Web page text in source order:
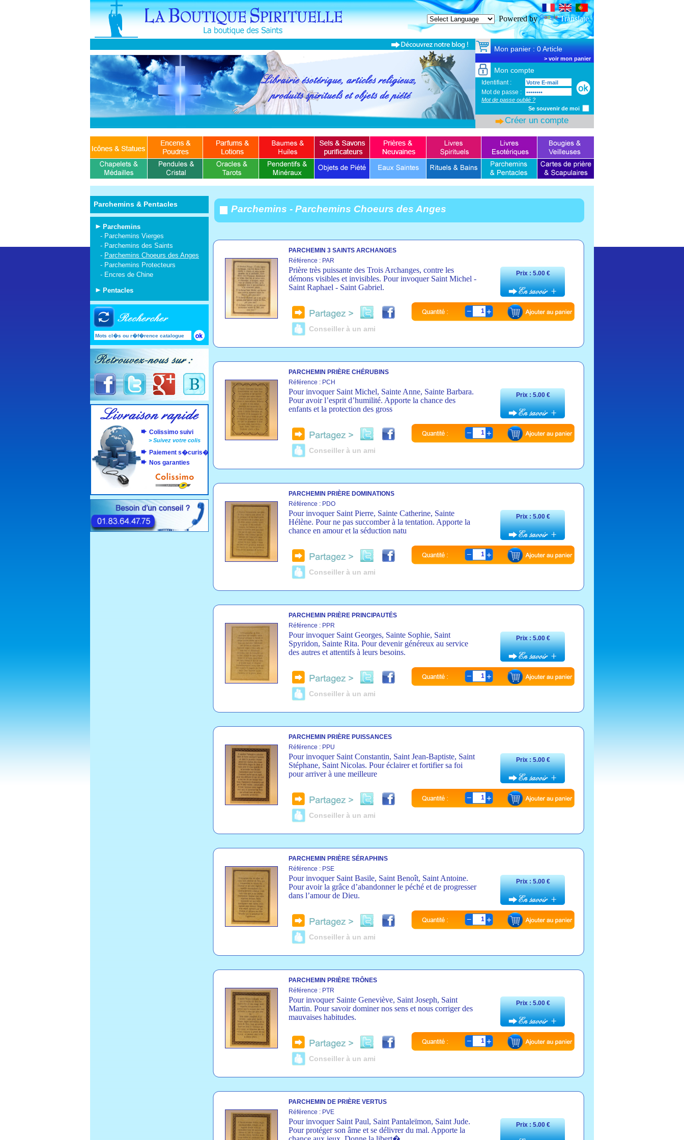
Powered by Translate
Mon panier : 0 Article
> voir mon panier
Mon compte
Identifiant :
Mot de passe :
Mot de passe oublié ?
Se souvenir de moi
Créer un compte
Parchemins & Pentacles
Parchemins
- Parchemins Vierges
- Parchemins des Saints
- Parchemins Choeurs des Anges
- Parchemins Protecteurs
- Encres de Chine
Pentacles
Colissimo suivi
>Suivez votre colis
Paiement s�curis�
Nos garanties
Parchemins - Parchemins Choeurs des Anges
PARCHEMIN 3 SAINTS ARCHANGES
Référence : PAR
Prière très puissante des Trois Archanges, contre les
démons visibles et invisibles. Pour invoquer Saint Michel -
Saint Raphael - Saint Gabriel.
Prix : 5.00 €
1
Conseiller à un ami
PARCHEMIN PRIÈRE CHÉRUBINS
Référence : PCH
Pour invoquer Saint Michel, Sainte Anne, Sainte Barbara.
Pour avoir l’esprit d’humilité. Apporte la chance des
enfants et la protection des gross
Prix : 5.00 €
1
Conseiller à un ami
PARCHEMIN PRIÈRE DOMINATIONS
Référence : PDO
Pour invoquer Saint Pierre, Sainte Catherine, Sainte
Hélène. Pour ne pas succomber à la tentation. Apporte la
chance en amour et la séduction natu
Prix : 5.00 €
1
Conseiller à un ami
PARCHEMIN PRIÈRE PRINCIPAUTÉS
Référence : PPR
Pour invoquer Saint Georges, Sainte Sophie, Saint
Spyridon, Sainte Rita. Pour devenir généreux au service
des autres et attentifs à leurs besoins.
Prix : 5.00 €
1
Conseiller à un ami
PARCHEMIN PRIÈRE PUISSANCES
Référence : PPU
Pour invoquer Saint Constantin, Saint Jean-Baptiste, Saint
Stéphane, Saint Nicolas. Pour éclairer et fortifier sa foi
pour arriver à une meilleure
Prix : 5.00 €
1
Conseiller à un ami
PARCHEMIN PRIÈRE SÉRAPHINS
Référence : PSE
Pour invoquer Saint Basile, Saint Benoît, Saint Antoine.
Pour avoir la grâce d’abandonner le péché et de progresser
dans l’amour de Dieu.
Prix : 5.00 €
1
Conseiller à un ami
PARCHEMIN PRIÈRE TRÔNES
Référence : PTR
Pour invoquer Sainte Geneviève, Saint Joseph, Saint
Martin. Pour savoir dominer nos sens et nous corriger des
mauvaises habitudes.
Prix : 5.00 €
1
Conseiller à un ami
PARCHEMIN DE PRIÈRE VERTUS
Référence : PVE
Pour invoquer Saint Paul, Saint Pantaleïmon, Saint Jude.
Pour protéger son âme et se délivrer du mal. Apporte la
Prix : 5.00 €